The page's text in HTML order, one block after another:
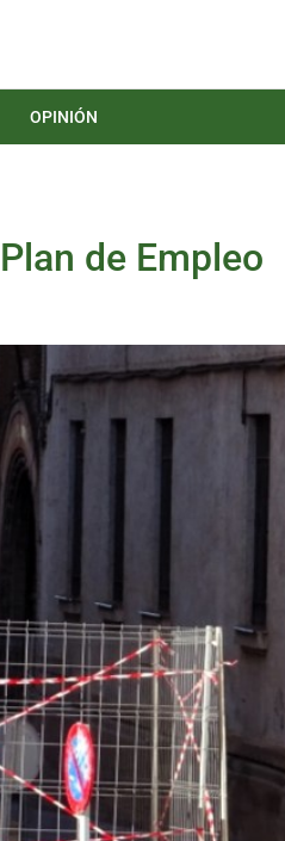
OPINIÓN
de Empleo